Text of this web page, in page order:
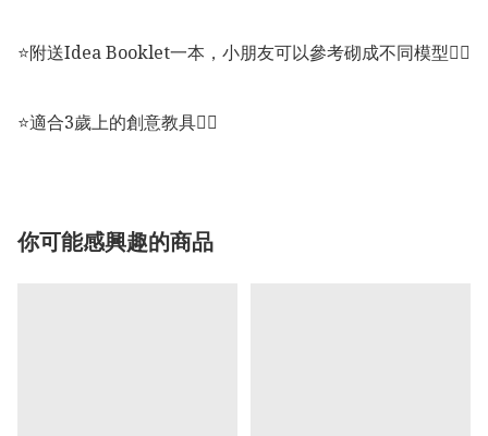
⭐️附送Idea Booklet一本，小朋友可以參考砌成不同模型👍🏻
⭐️適合3歲上的創意教具🙋‍♀️
你可能感興趣的商品